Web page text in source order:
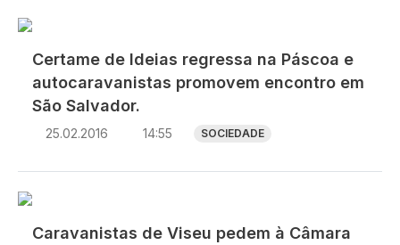
Certame de Ideias regressa na Páscoa e
autocaravanistas promovem encontro em
São Salvador.
25.02.2016 14:55 SOCIEDADE
Caravanistas de Viseu pedem à Câmara